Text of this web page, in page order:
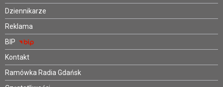
Dziennikarze
Reklama
BIP
Kontakt
Ramówka Radia Gdańsk